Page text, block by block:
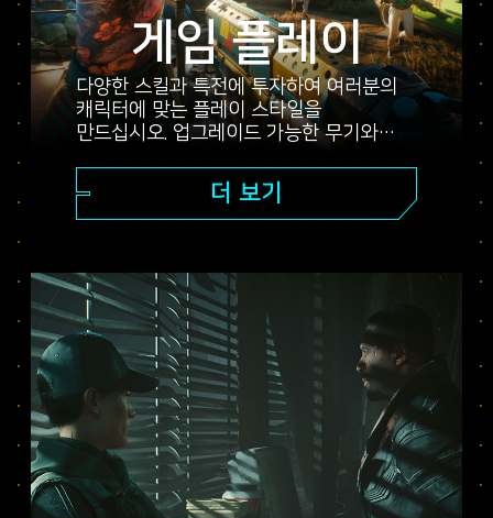
게임 플레이
다양한 스킬과 특전에 투자하여 여러분의
캐릭터에 맞는 플레이 스타일을
만드십시오. 업그레이드 가능한 무기와
사용하여 나이트 시티 최강의 청부업자로
거듭나세요. 화끈한 총격전을 벌이거나,
멀리서 적을 처치하거나, 조심스럽게
더 보기